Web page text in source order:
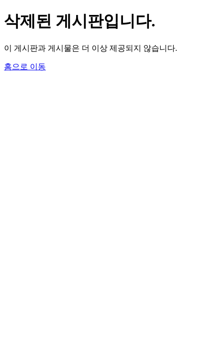
삭제된 게시판입니다.
이 게시판과 게시물은 더 이상 제공되지 않습니다.
홈으로 이동